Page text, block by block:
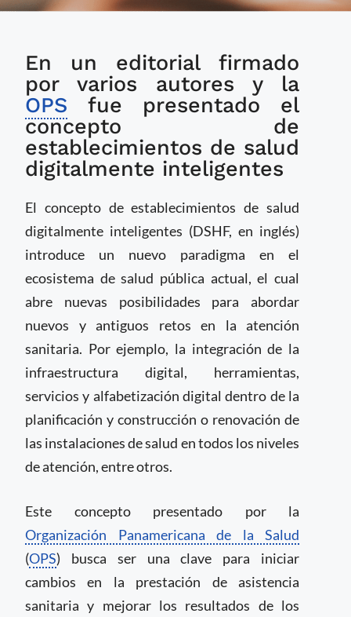
concepto de
establecimientos de
salud digitalmente
inteligentes
En un editorial firmado
por varios autores y la
OPS fue presentado el
concepto de
establecimientos de salud
digitalmente inteligentes
El concepto de establecimientos de salud
digitalmente inteligentes (DSHF, en inglés)
introduce un nuevo paradigma en el
ecosistema de salud pública actual, el cual
abre nuevas posibilidades para abordar
nuevos y antiguos retos en la atención
sanitaria. Por ejemplo, la integración de la
infraestructura digital, herramientas,
servicios y alfabetización digital dentro de la
planificación y construcción o renovación de
las instalaciones de salud en todos los niveles
de atención, entre otros.
Este concepto presentado por la
Organización Panamericana de la Salud
(OPS) busca ser una clave para iniciar
cambios en la prestación de asistencia
sanitaria y mejorar los resultados de los